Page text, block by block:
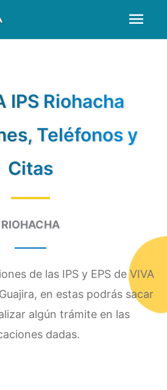
IPS Riohacha
Teléfonos y
Citas
RIOHACHA
de las IPS y EPS de VIVA
en estas podrás sacar
algún trámite en las
dadas.